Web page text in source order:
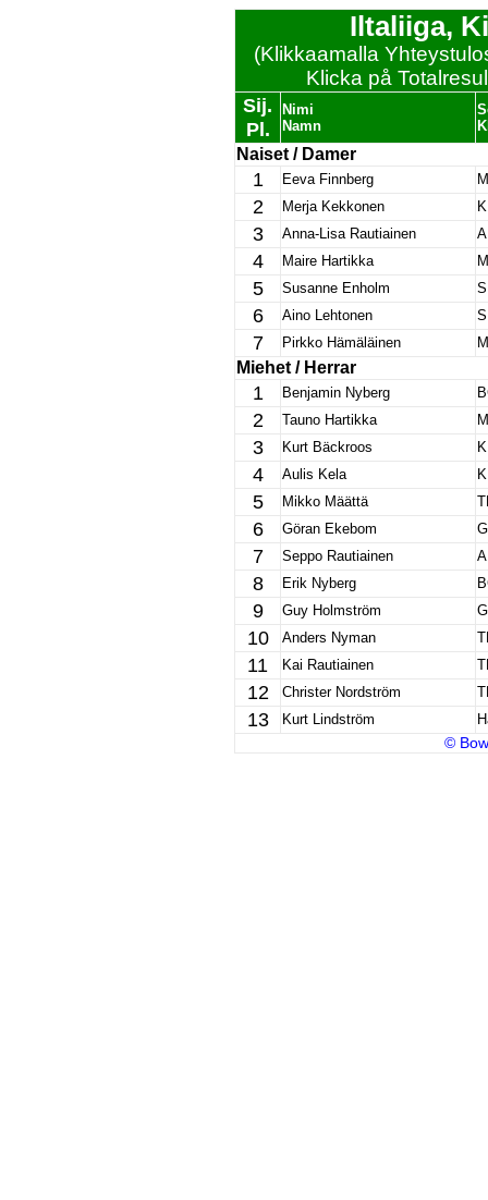
Iltaliiga,
(Klikkaamalla
Klicka på
Sij.
Pl.
Nimi
Namn
Naiset / Damer
1 Eeva Finnberg
2 Merja Kekkonen
3 Anna-Lisa Rautiainen
4 Maire Hartikka
5 Susanne Enholm
6 Aino Lehtonen
7 Pirkko Hämäläinen
Miehet / Herrar
1 Benjamin Nyberg
2 Tauno Hartikka
3 Kurt Bäckroos
4 Aulis Kela
5 Mikko Määttä
6 Göran Ekebom
7 Seppo Rautiainen
8 Erik Nyberg
9 Guy Holmström
10 Anders Nyman
11 Kai Rautiainen
12 Christer Nordström
13 Kurt Lindström
©